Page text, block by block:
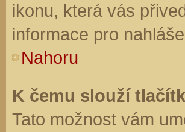
ikonu, která vás
informace pro
Nahoru
K čemu slouží
Tato možnost vám